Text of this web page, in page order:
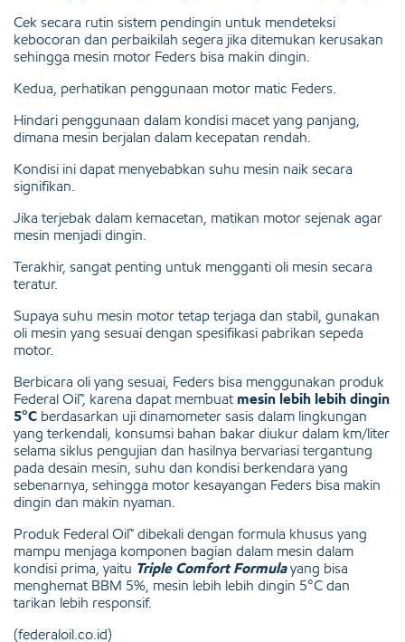
Cek secara rutin sistem pendingin untuk mendeteksi
kebocoran dan perbaikilah segera jika ditemukan kerusakan
sehingga mesin motor Feders bisa makin dingin.
Kedua, perhatikan penggunaan motor matic Feders.
Hindari penggunaan dalam kondisi macet yang panjang,
dimana mesin berjalan dalam kecepatan rendah.
Kondisi ini dapat menyebabkan suhu mesin naik secara
signifikan.
Jika terjebak dalam kemacetan, matikan motor sejenak agar
mesin menjadi dingin.
Terakhir, sangat penting untuk mengganti oli mesin secara
teratur.
Supaya suhu mesin motor tetap terjaga dan stabil, gunakan
oli mesin yang sesuai dengan spesifikasi pabrikan sepeda
motor.
Berbicara oli yang sesuai, Feders bisa menggunakan produk
Federal Oil™, karena dapat membuat mesin lebih lebih dingin
5°C berdasarkan uji dinamometer sasis dalam lingkungan
yang terkendali, konsumsi bahan bakar diukur dalam km/liter
selama siklus pengujian dan hasilnya bervariasi tergantung
pada desain mesin, suhu dan kondisi berkendara yang
sebenarnya, sehingga motor kesayangan Feders bisa makin
dingin dan makin nyaman.
Produk Federal Oil™ dibekali dengan formula khusus yang
mampu menjaga komponen bagian dalam mesin dalam
kondisi prima, yaitu Triple Comfort Formulayang bisa
menghemat BBM 5%, mesin lebih lebih dingin 5°C dan
tarikan lebih responsif.
(federaloil.co.id)